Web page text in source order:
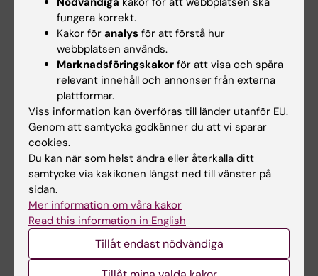
student till docent för att säkerställa en
långsiktigt hög forskningskvalitet. Det behövs
också gemensamma strategiska satsningar
för att all personal som handleder studenter
ska få adekvat pedagogisk utbildning.
Förutom enkäter till alla USV-enheter gjorde
Socialstyrelsen även platsbesök och
intervjuer i en fördjupad granskning av
Akademiskt Primärvårdscentrum (APC)
Centrum för psykiatriforskning (CPF)
Akademisk specialistcentrum (ASC)
Stockholm, medicinsk specialitet neurologi,
Ortopedi på Södersjukhuset
, och
Akutsjukvård på Karolinska
fungera korrekt.
Kakor för analys för att förstå hur
webbplatsen används.
Marknadsföringskakor för att visa och spåra
relevant innehåll och annonser från externa
plattformar.
Viss information kan överföras till länder utanför EU.
Genom att samtycka godkänner du att vi sparar
cookies.
Du kan när som helst ändra eller återkalla ditt
samtycke via kakikonen längst ned till vänster på
sidan.
Mer information om våra kakor
Read this information in English
Tillåt endast nödvändiga